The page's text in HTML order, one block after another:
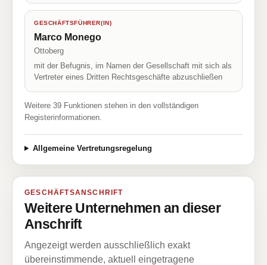
GESCHÄFTSFÜHRER(IN)
Marco Monego
Ottoberg
mit der Befugnis, im Namen der Gesellschaft mit sich als
Vertreter eines Dritten Rechtsgeschäfte abzuschließen
Weitere 39 Funktionen stehen in den vollständigen
Registerinformationen.
Allgemeine Vertretungsregelung
GESCHÄFTSANSCHRIFT
Weitere Unternehmen an dieser
Anschrift
Angezeigt werden ausschließlich exakt
übereinstimmende, aktuell eingetragene